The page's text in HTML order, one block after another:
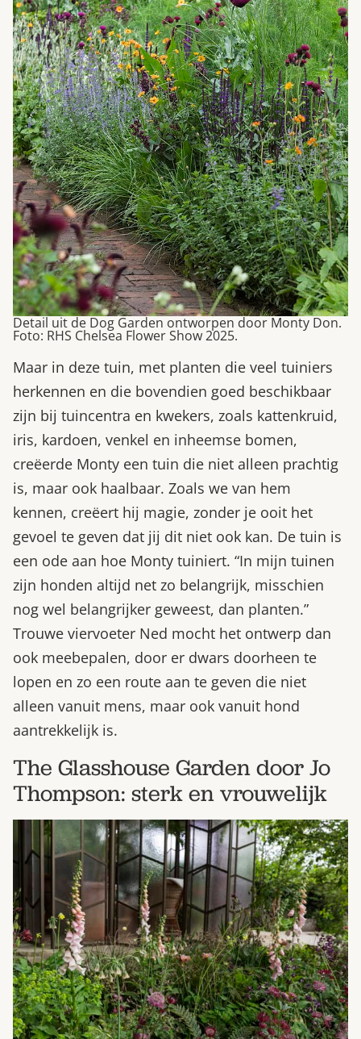
Detail uit de Dog Garden ontworpen door Monty Don.
Foto: RHS Chelsea Flower Show 2025.
Maar in deze tuin, met planten die veel tuiniers
herkennen en die bovendien goed beschikbaar
zijn bij tuincentra en kwekers, zoals kattenkruid,
iris, kardoen, venkel en inheemse bomen,
creëerde Monty een tuin die niet alleen prachtig
is, maar ook haalbaar. Zoals we van hem
kennen, creëert hij magie, zonder je ooit het
gevoel te geven dat jij dit niet ook kan. De tuin is
een ode aan hoe Monty tuiniert. “In mijn tuinen
zijn honden altijd net zo belangrijk, misschien
nog wel belangrijker geweest, dan planten.”
Trouwe viervoeter Ned mocht het ontwerp dan
ook meebepalen, door er dwars doorheen te
lopen en zo een route aan te geven die niet
alleen vanuit mens, maar ook vanuit hond
aantrekkelijk is.
The Glasshouse Garden door Jo
Thompson: sterk en vrouwelijk